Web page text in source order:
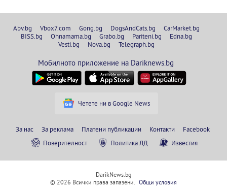
Abv.bg Vbox7.com Gong.bg DogsAndCats.bg
CarMarket.bg
BISS.bg
Ohnamama.bg Grabo.bg Pariteni.bg
Edna.bg
Vesti.bg
Nova.bg Telegraph.bg
Мобилното приложение на Dariknews.bg
Четете ни в Google News
За нас За реклама Платени публикации Контакти
Facebook
Поверителност
Политика ЛД Известия
DarikNews.bg
© 2026 Всички права запазени.
Общи условия